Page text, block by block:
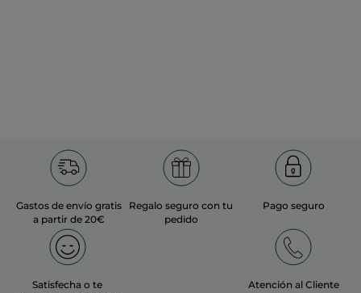
Gastos de envío gratis
a partir de 20€
Regalo seguro con tu
pedido
Pago seguro
Satisfecha o te
Atención al Cliente